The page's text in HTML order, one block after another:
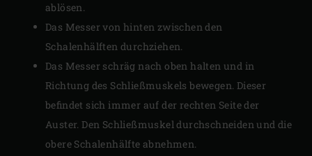
ablösen.
Das Messer von hinten zwischen den
Schalenhälften durchziehen.
Das Messer schräg nach oben halten und in
Richtung des Schließmuskels bewegen. Dieser
befindet sich immer auf der rechten Seite der
Auster. Den Schließmuskel durchschneiden und die
obere Schalenhälfte abnehmen.